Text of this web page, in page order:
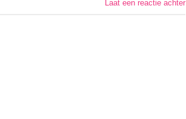
Laat een reactie achter